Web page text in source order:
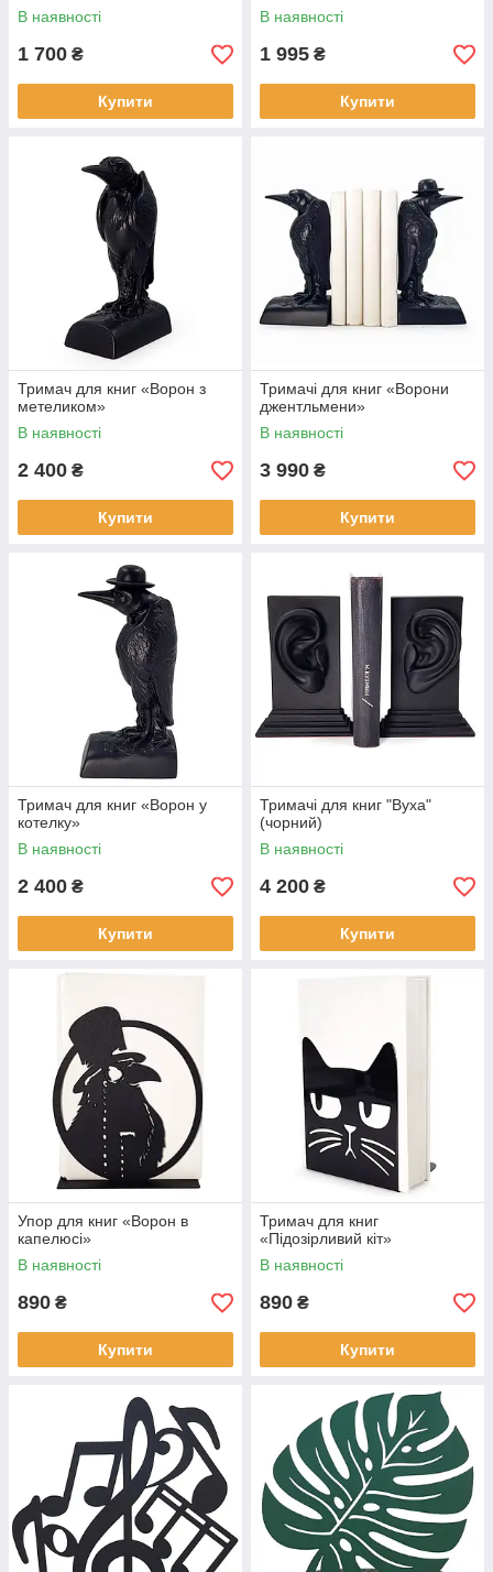
В наявності
1 700 ₴
Купити
В наявності
1 995 ₴
Купити
Тримач для книг «Ворон з
метеликом»
В наявності
2 400 ₴
Купити
Тримачі для книг «Ворони
джентльмени»
В наявності
3 990 ₴
Купити
Тримач для книг «Ворон у
котелку»
В наявності
2 400 ₴
Купити
Тримачі для книг "Вуха"
(чорний)
В наявності
4 200 ₴
Купити
Упор для книг «Ворон в
капелюсі»
В наявності
890 ₴
Купити
Тримач для книг
«Підозірливий кіт»
В наявності
890 ₴
Купити